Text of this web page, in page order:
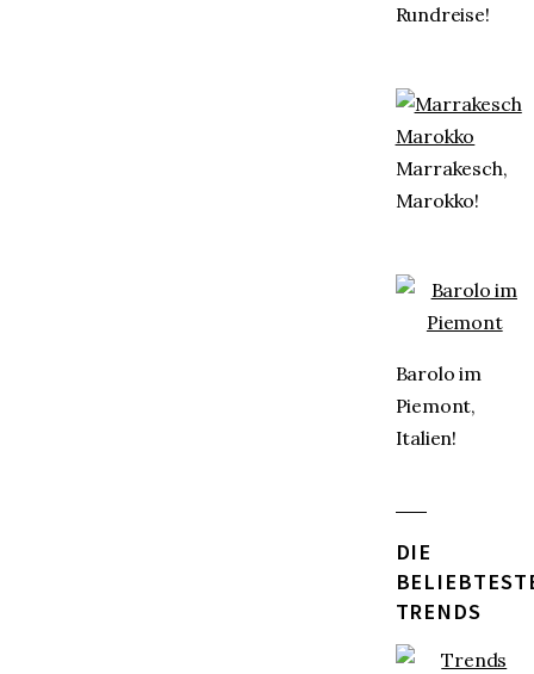
Rundreise!
Marrakesch,
Marokko!
Barolo im
Piemont,
Italien!
DIE
TRENDS